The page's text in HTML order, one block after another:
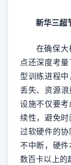
新华三
在确保大
点还深度考
型训练进程
丢失、资源
设施不仅要
续性，避免
过软硬件的
不中断，硬
数百卡以上的